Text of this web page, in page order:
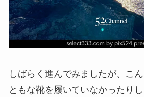
しばらく進んでみましたが、こ
ともな靴を履いていなかったりし